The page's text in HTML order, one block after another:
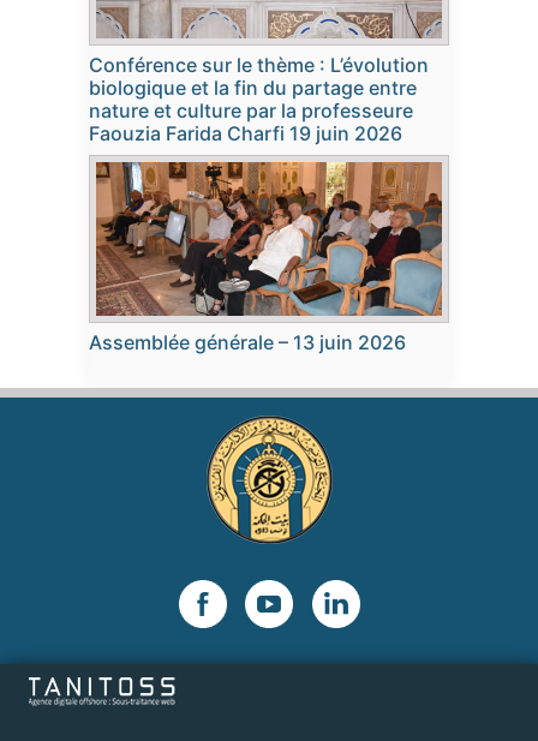
Conférence sur le thème : L’évolution
biologique et la fin du partage entre
nature et culture par la professeure
Faouzia Farida Charfi 19 juin 2026
Assemblée générale – 13 juin 2026